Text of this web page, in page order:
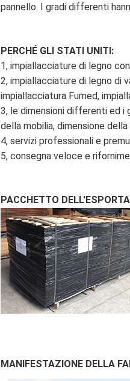
pannello. I gradi differenti
PERCHÉ GLI STATI UNITI:
1, impiallacciature di legno
2, impiallacciature di legno di
impiallacciatura Fumed,
3, le dimensioni differenti ed i
della mobilia, dimensione
4, servizi professionali e
5, consegna veloce e
PACCHETTO
MANIFESTAZIONE DELLA